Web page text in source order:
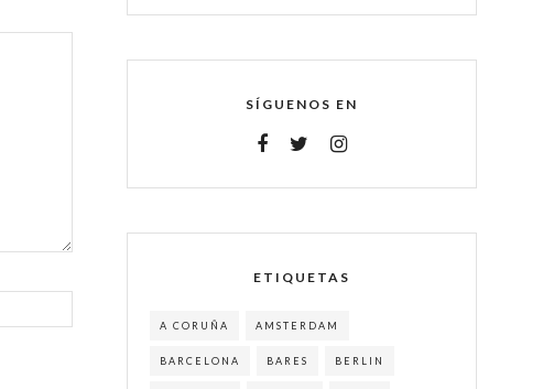
SÍGUENOS EN
ETIQUETAS
A CORUÑA AMSTERDAM
BARCELONA BARES BERLIN